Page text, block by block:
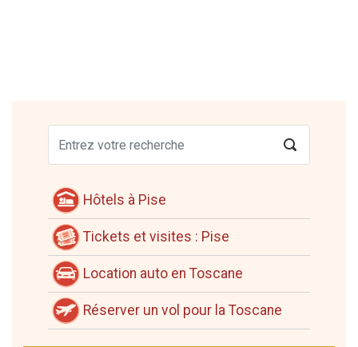
Hôtels à Pise
Tickets et visites : Pise
Location auto en Toscane
Réserver un vol pour la Toscane